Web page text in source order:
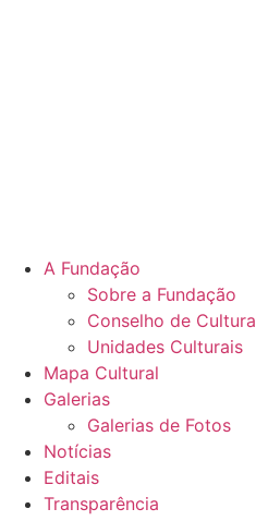
A Fundação
Sobre a Fundação
Conselho de Cultura
Unidades Culturais
Mapa Cultural
Galerias
Galerias de Fotos
Notícias
Editais
Transparência